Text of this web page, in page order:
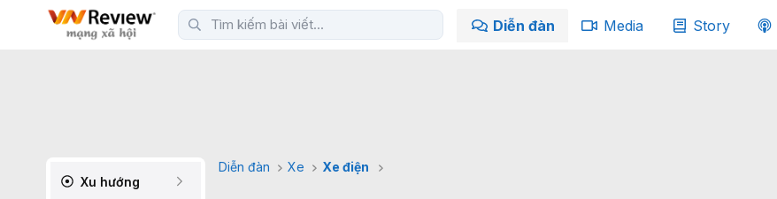
Diễn đàn Media Story
Xu hướng
Diễn đàn Xe Xe điện